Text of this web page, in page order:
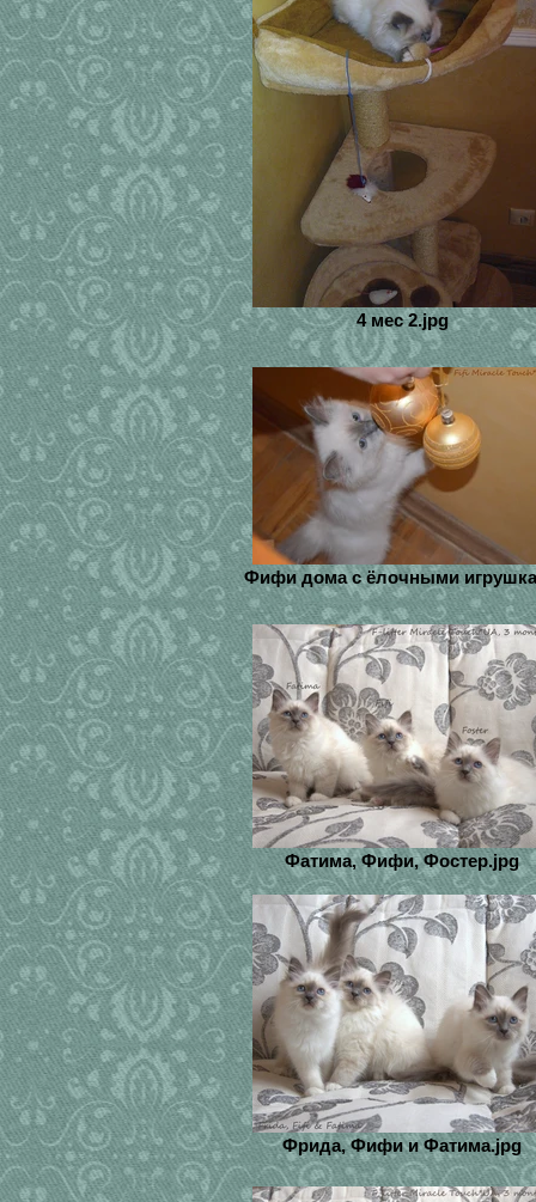
4 мес 2.jpg
Фифи дома с ёлочными
Фатима, Фифи, Фостер.jpg
Фрида, Фифи и Фатима.jpg